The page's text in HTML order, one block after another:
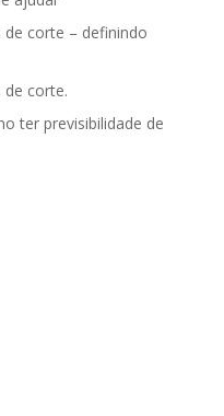
corte – definindo
de corte.
ter previsibilidade de